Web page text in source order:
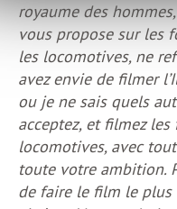
royaume des
vous propose sur les
les locomotives, ne
avez envie de filmer
ou je ne sais quels
acceptez, et filmez
locomotives, avec
toute votre ambition.
de faire le film le